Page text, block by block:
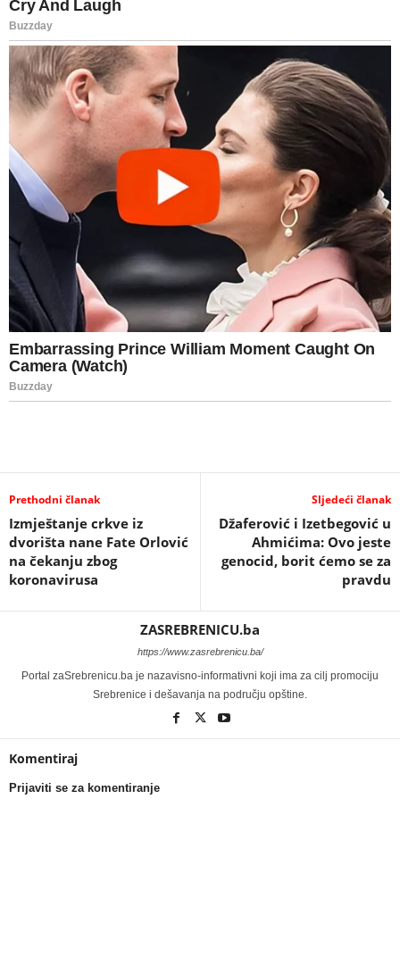
Prethodni članak
Izmještanje crkve iz
dvorišta nane Fate Orlović
na čekanju zbog
koronavirusa
Sljedeći članak
Džaferović i Izetbegović u
Ahmićima: Ovo jeste
genocid, borit ćemo se za
pravdu
ZASREBRENICU.ba
https://www.zasrebrenicu.ba/
Portal zaSrebrenicu.ba je nazavisno-informativni koji ima za cilj promociju
Srebrenice i dešavanja na području opštine.
Komentiraj
Prijaviti se za komentiranje